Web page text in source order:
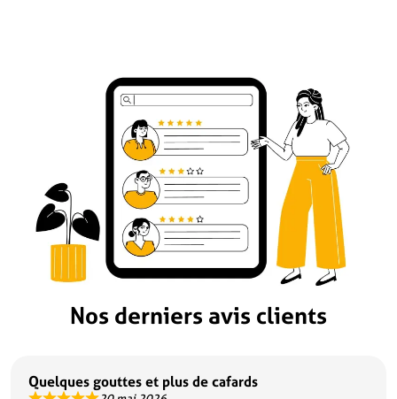
Nos derniers avis clients
Quelques gouttes et plus de cafards